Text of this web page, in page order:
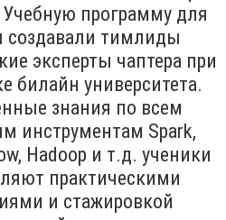
Учебную программу для
тимлиды
эксперты чаптера при
билайн университета.
знания по всем
инструментам Spark,
Hadoop и т.д. ученики
практическими
и стажировкой